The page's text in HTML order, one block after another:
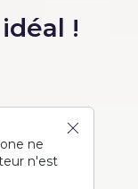
!
ne
n'est